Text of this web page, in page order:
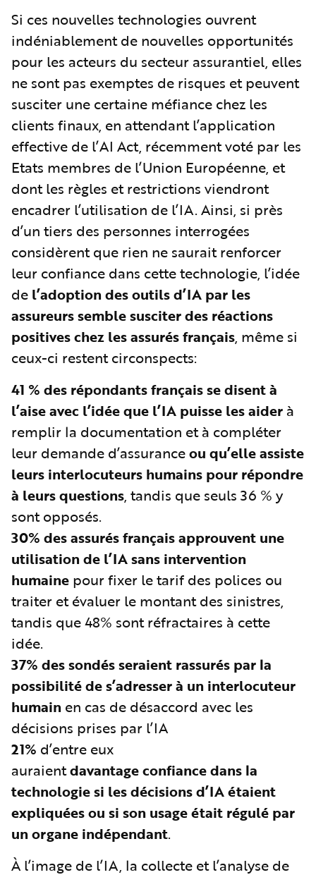
Si ces nouvelles technologies ouvrent
indéniablement de nouvelles opportunités
pour les acteurs du secteur assurantiel, elles
ne sont pas exemptes de risques et peuvent
susciter une certaine méfiance chez les
clients finaux, en attendant l’application
effective de l’AI Act, récemment voté par les
Etats membres de l’Union Européenne, et
dont les règles et restrictions viendront
encadrer l’utilisation de l’IA. Ainsi, si près
d’un tiers des personnes interrogées
considèrent que rien ne saurait renforcer
leur confiance dans cette technologie, l’idée
de l’adoption des outils d’IA par les
assureurs semble susciter des réactions
positives chez les assurés français, même si
ceux-ci restent circonspects:
41 % des répondants français se disent à
l’aise avec l’idée que l’IA puisse les aider à
remplir la documentation et à compléter
leur demande d’assuranceou qu’elle assiste
leurs interlocuteurs humains pour répondre
à leurs questions, tandis que seuls 36 % y
sont opposés.
30% des assurés français approuvent une
utilisation de l’IAsans intervention
humaine pour fixer le tarif des polices ou
traiter et évaluer le montant des sinistres,
tandis que 48% sont réfractaires à cette
idée.
37% des sondésseraient rassurés par la
possibilité de s’adresser à un interlocuteur
humain en cas de désaccord avec les
décisions prises par l’IA
21% d’entre eux
auraientdavantageconfiance dans la
technologie si les décisions d’IA étaient
expliquées ou si son usage était régulé par
un organe indépendant.
À l’image de l’IA, la collecte et l’analyse de